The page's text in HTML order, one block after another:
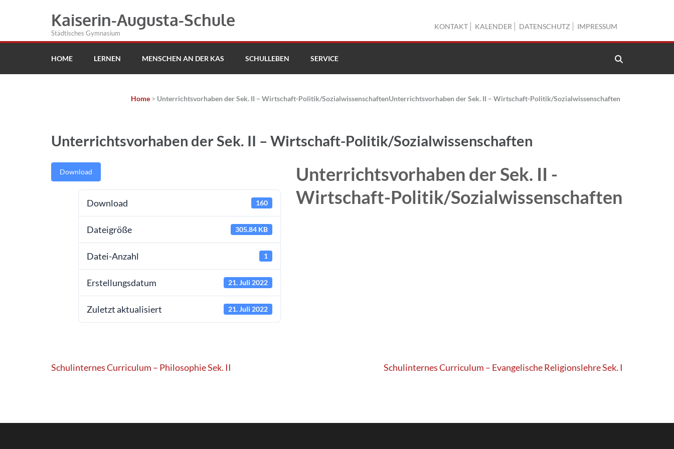
Kaiserin-Augusta-Schule
Städtisches Gymnasium
KONTAKT KALENDER DATENSCHUTZ IMPRESSUM
HOME LERNEN MENSCHEN AN DER KAS SCHULLEBEN SERVICE
Home > Unterrichtsvorhaben der Sek. II – Wirtschaft-Politik/SozialwissenschaftenUnterrichtsvorhaben der Sek. II – Wirtschaft-Politik/Sozialwissenschaften
Unterrichtsvorhaben der Sek. II – Wirtschaft-Politik/Sozialwissenschaften
Download
Download 160
Dateigröße 305.84 KB
Datei-Anzahl 1
Erstellungsdatum 21. Juli 2022
Zuletzt aktualisiert 21. Juli 2022
Unterrichtsvorhaben der Sek. II -
Wirtschaft-Politik/Sozialwissenschaften
Beitragsnavigation
Schulinternes Curriculum – Philosophie Sek. II Schulinternes Curriculum – Evangelische Religionslehre Sek. I